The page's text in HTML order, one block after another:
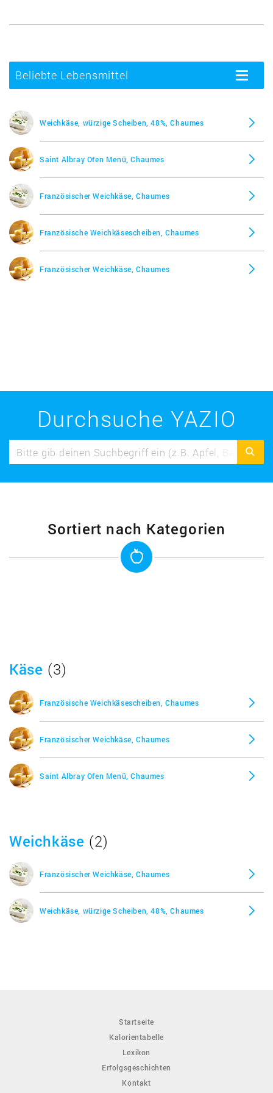
Beliebte Lebensmittel
Toggle
Weichkäse, würzige Scheiben, 48%, Chaumes
Saint Albray Ofen Menü, Chaumes
Französischer Weichkäse, Chaumes
Französische Weichkäsescheiben, Chaumes
Französischer Weichkäse, Chaumes
Durchsuche YAZIO
Sortiert nach Kategorien
Käse (3)
Französische Weichkäsescheiben, Chaumes
Französischer Weichkäse, Chaumes
Saint Albray Ofen Menü, Chaumes
Weichkäse (2)
Französischer Weichkäse, Chaumes
Weichkäse, würzige Scheiben, 48%, Chaumes
Startseite
Kalorientabelle
Lexikon
Erfolgsgeschichten
Kontakt